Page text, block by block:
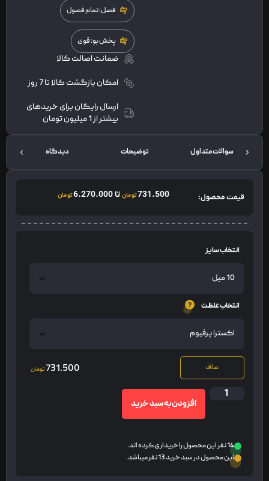
فصل: تمام فصول
پخش بو: قوی
ضمانت اصالت کالا
امکان بازگشت کالا تا 7 روز
ارسال رایگان برای خریدهای
بیشتر از 1 میلیون تومان
سوالات متداول توضیحات دیدگاه
قیمت محصول: 731.500تومانتا6.270.000تومان
انتخاب سایز
انتخاب غلظت
صاف 731.500تومان
افزودن به سبد خرید
14 نفر این محصول را خریداری کرده اند.
این محصول در سبد خرید 13 نفر میباشد.